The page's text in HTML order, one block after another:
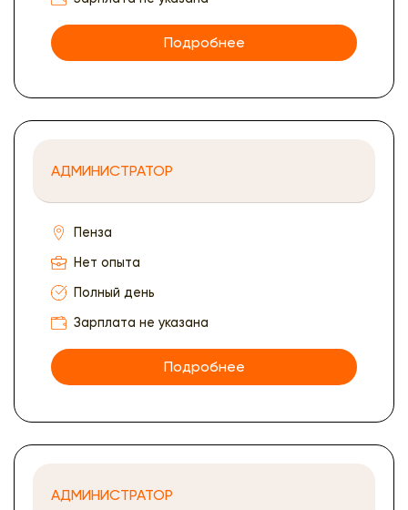
Подробнее
АДМИНИСТРАТОР
Пенза
Нет опыта
Полный день
Зарплата не указана
Подробнее
АДМИНИСТРАТОР